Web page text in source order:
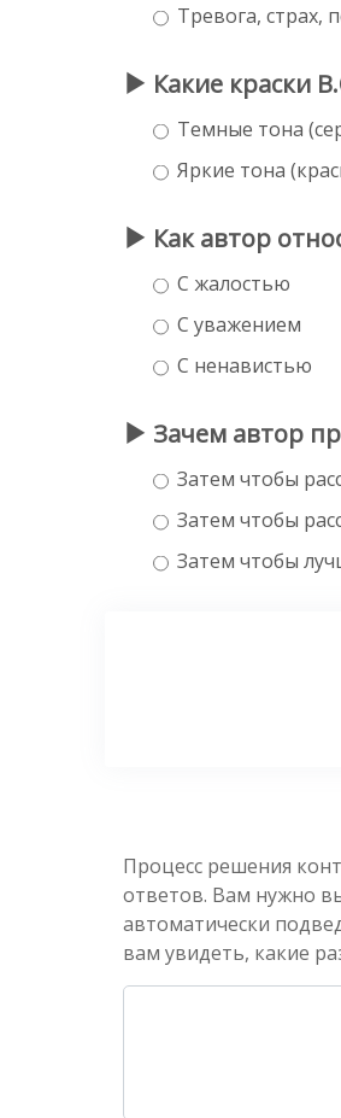
Тревога, страх,
Какие краски
Темные тона
Яркие тона
Как автор
С жалостью
С уважением
С ненавистью
Зачем автор
Затем чтобы
Затем чтобы
Затем чтобы
Процесс решения
ответов. Вам нужно
автоматически
вам увидеть, какие